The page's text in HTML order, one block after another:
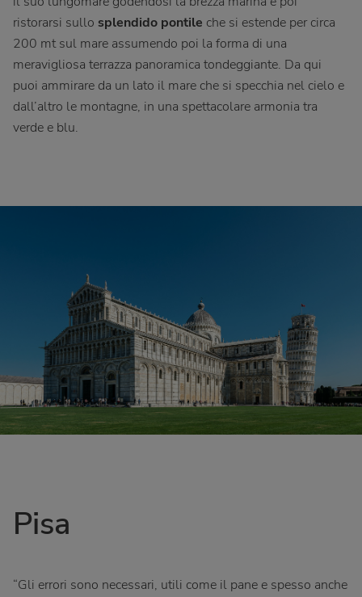
ristorarsi sullo splendido pontile che si estende per circa
200 mt sul mare assumendo poi la forma di una
meravigliosa terrazza panoramica tondeggiante. Da qui
puoi ammirare da un lato il mare che si specchia nel cielo e
dall’altro le montagne, in una spettacolare armonia tra
verde e blu.
Pisa
“Gli errori sono necessari, utili come il pane e spesso anche